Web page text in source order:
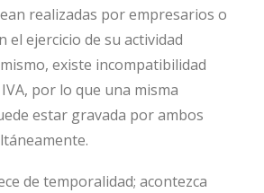
realizadas por empresarios o
el ejercicio de su actividad
existe incompatibilidad
por lo que una misma
estar gravada por ambos
de temporalidad; acontezca